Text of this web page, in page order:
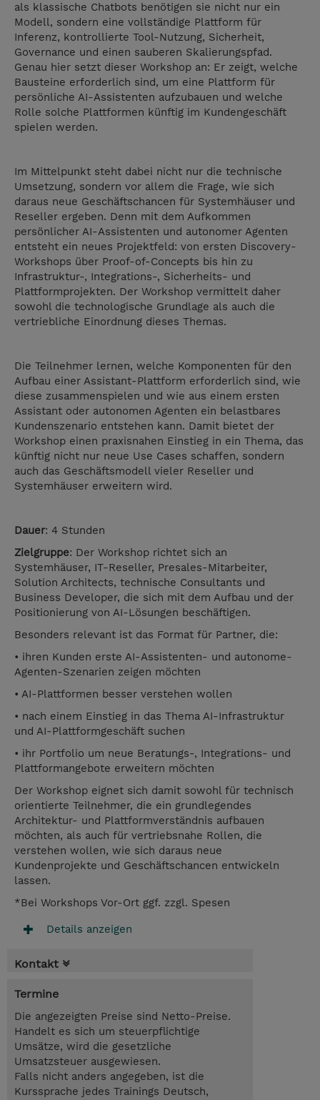
als klassische Chatbots benötigen sie nicht nur ein
Modell, sondern eine vollständige Plattform für
Inferenz, kontrollierte Tool-Nutzung, Sicherheit,
Governance und einen sauberen Skalierungspfad.
Genau hier setzt dieser Workshop an: Er zeigt, welche
Bausteine erforderlich sind, um eine Plattform für
persönliche AI-Assistenten aufzubauen und welche
Rolle solche Plattformen künftig im Kundengeschäft
spielen werden.
Im Mittelpunkt steht dabei nicht nur die technische
Umsetzung, sondern vor allem die Frage, wie sich
daraus neue Geschäftschancen für Systemhäuser und
Reseller ergeben. Denn mit dem Aufkommen
persönlicher AI-Assistenten und autonomer Agenten
entsteht ein neues Projektfeld: von ersten Discovery-
Workshops über Proof-of-Concepts bis hin zu
Infrastruktur-, Integrations-, Sicherheits- und
Plattformprojekten. Der Workshop vermittelt daher
sowohl die technologische Grundlage als auch die
vertriebliche Einordnung dieses Themas.
Die Teilnehmer lernen, welche Komponenten für den
Aufbau einer Assistant-Plattform erforderlich sind, wie
diese zusammenspielen und wie aus einem ersten
Assistant oder autonomen Agenten ein belastbares
Kundenszenario entstehen kann. Damit bietet der
Workshop einen praxisnahen Einstieg in ein Thema, das
künftig nicht nur neue Use Cases schaffen, sondern
auch das Geschäftsmodell vieler Reseller und
Systemhäuser erweitern wird.
Dauer: 4 Stunden
Zielgruppe: Der Workshop richtet sich an
Systemhäuser, IT-Reseller, Presales-Mitarbeiter,
Solution Architects, technische Consultants und
Business Developer, die sich mit dem Aufbau und der
Positionierung von AI-Lösungen beschäftigen.
Besonders relevant ist das Format für Partner, die:
• ihren Kunden erste AI-Assistenten- und autonome-
Agenten-Szenarien zeigen möchten
• AI-Plattformen besser verstehen wollen
• nach einem Einstieg in das Thema AI-Infrastruktur
und AI-Plattformgeschäft suchen
• ihr Portfolio um neue Beratungs-, Integrations- und
Plattformangebote erweitern möchten
Der Workshop eignet sich damit sowohl für technisch
orientierte Teilnehmer, die ein grundlegendes
Architektur- und Plattformverständnis aufbauen
möchten, als auch für vertriebsnahe Rollen, die
verstehen wollen, wie sich daraus neue
Kundenprojekte und Geschäftschancen entwickeln
lassen.
*Bei Workshops Vor-Ort ggf. zzgl. Spesen
Details anzeigen
Kontakt
Termine
Die angezeigten Preise sind Netto-Preise.
Handelt es sich um steuerpflichtige
Umsätze, wird die gesetzliche
Umsatzsteuer ausgewiesen.
Falls nicht anders angegeben, ist die
Kurssprache jedes Trainings Deutsch,